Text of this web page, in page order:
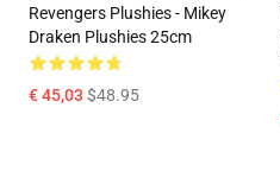
Revengers Plushies - Mikey
Draken Plushies 25cm
€ 45,03 $48.95